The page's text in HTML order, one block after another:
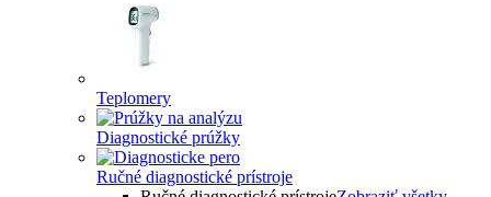
Teplomery
Diagnostické prúžky
Ručné diagnostické prístroje